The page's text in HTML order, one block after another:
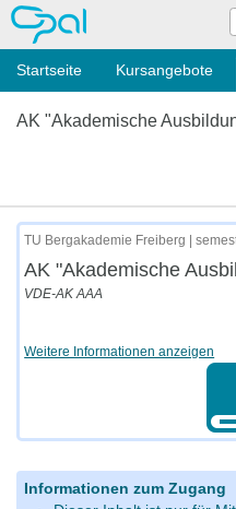
OPAL
Startseite Kursangebote
AK "Akademische
TU Bergakademie Freiberg |
AK "Akademische
VDE-AK AAA
Weitere Informationen anzeigen
Informationen zum Zugang